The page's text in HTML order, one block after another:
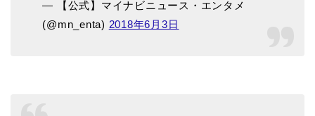
— 【公式】マイナビニュース・エンタメ
(@mn_enta) 2018年6月3日